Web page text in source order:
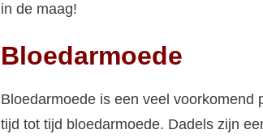
in de maag!
Bloedarmoede
Bloedarmoede is een veel voorkomend
tijd tot tijd bloedarmoede. Dadels zijn